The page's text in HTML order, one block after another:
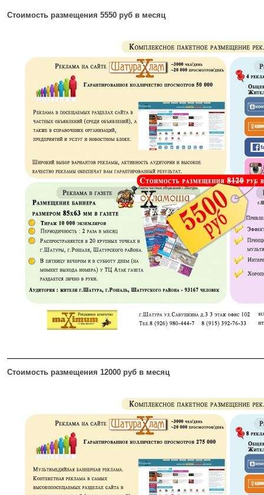
Стоимость размещения 5550 руб в месяц
Стоимость размещения 12000 руб в месяц